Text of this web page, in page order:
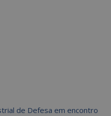
de Defesa em encontro